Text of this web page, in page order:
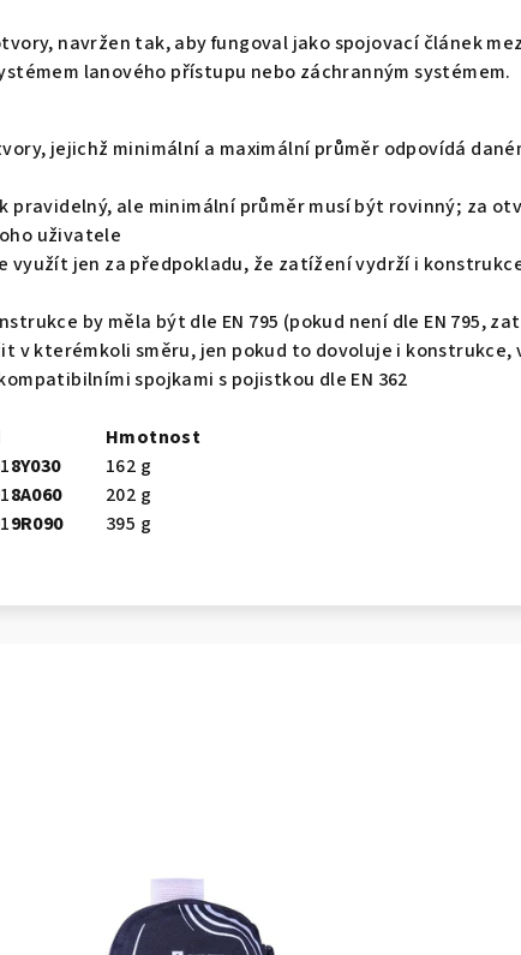
navržen tak, aby fungoval jako spojovací článek
lanového přístupu nebo záchranným systémem.
jejichž minimální a maximální průměr odpovídá
pravidelný, ale minimální průměr musí být rovinný; za
uživatele
využít jen za předpokladu, že zatížení vydrží i
by měla být dle EN 795 (pokud není dle EN 795,
v kterémkoli směru, jen pokud to dovoluje i
spojkami s pojistkou dle EN 362
Hmotnost
8Y030
162 g
8A060
202 g
9R090 395 g